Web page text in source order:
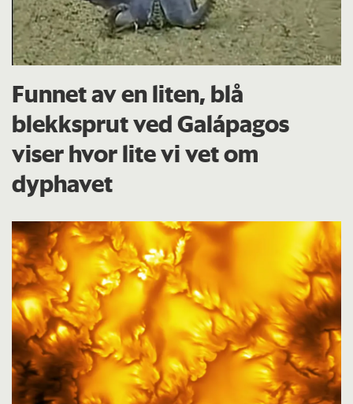
Funnet av en liten, blå
blekksprut ved Galápagos
viser hvor lite vi vet om
dyphavet